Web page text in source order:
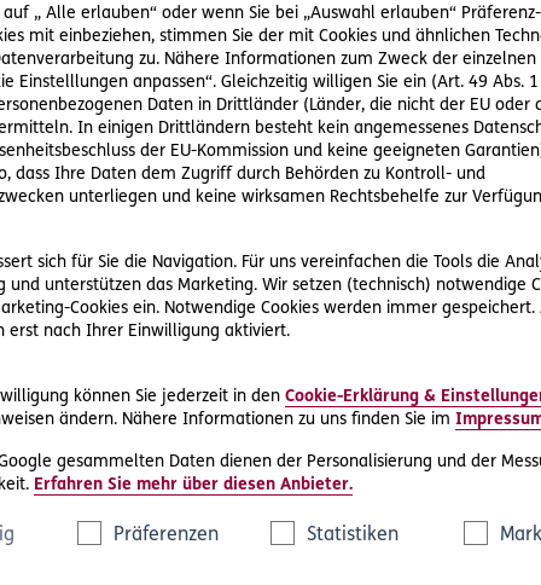
„ Alle erlauben“ oder wenn Sie bei „Auswahl erlauben“
mit einbeziehen, stimmen Sie der mit Cookies und ähnlichen
zu. Nähere Informationen zum Zweck der einzelnen
Einstelllungen anpassen“. Gleichzeitig willigen Sie ein (Art. 49 Abs. 1
Daten in Drittländer (Länder, die nicht der EU oder
In einigen Drittländern besteht kein angemessenes
der EU-Kommission und keine geeigneten
dass Ihre Daten dem Zugriff durch Behörden zu Kontroll- und
unterliegen und keine wirksamen Rechtsbehelfe zur
sich für Sie die Navigation. Für uns vereinfachen die Tools die
und unterstützen das Marketing. Wir setzen (technisch) notwendige
Cookies ein. Notwendige Cookies werden immer
erst nach Ihrer Einwilligung aktiviert.
können Sie jederzeit in den Cookie-Erklärung &
ändern. Nähere Informationen zu uns finden Sie im
gesammelten Daten dienen der Personalisierung und der
Erfahren Sie mehr über diesen Anbieter.
Präferenzen Statistiken
einem Pkw nach.
des Pkw-Lenkers erblickt Herr S. auf einmal einen auf der
die Bremsen und das Hinterrad wird instabil. Das
dosierten Bremsung und/oder Auslenken nach links wäre
der Ansicht, dass Herrn S. ein Mitverschulden von 1/3 an
Gerichtshof.
ein Mitverschulden von Herrn S.
seine Geschwindigkeit nicht auf Hindernisse einrichten
anderer Verkehrsteilnehmer in die Fahrbahn
dass einem Verkehrsteilnehmer eine
als Mitverschulden angerechnet werden kann.